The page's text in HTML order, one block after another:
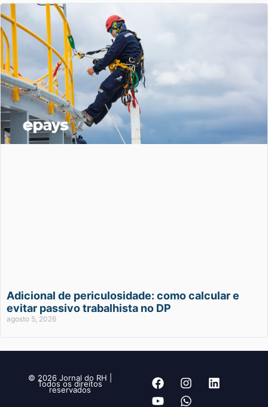
Adicional de periculosidade: como calcular e
evitar passivo trabalhista no DP
agosto 5, 2026
© 2026 Jornal do RH |
Todos os direitos
reservados